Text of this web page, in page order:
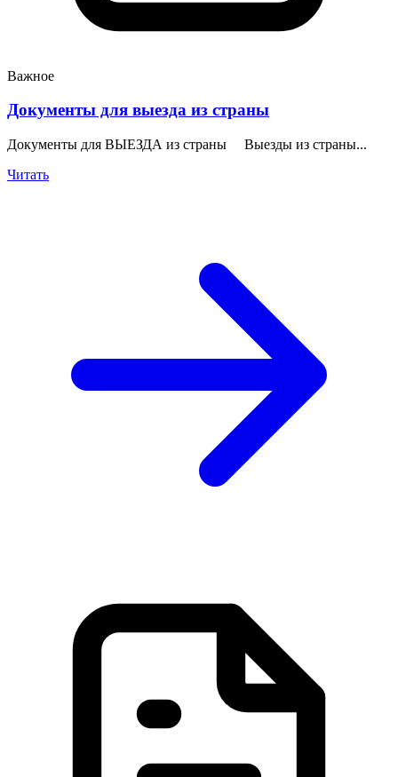
Важное
Документы для выезда из страны
Документы для ВЫЕЗДА из страны Выезды из страны...
Читать